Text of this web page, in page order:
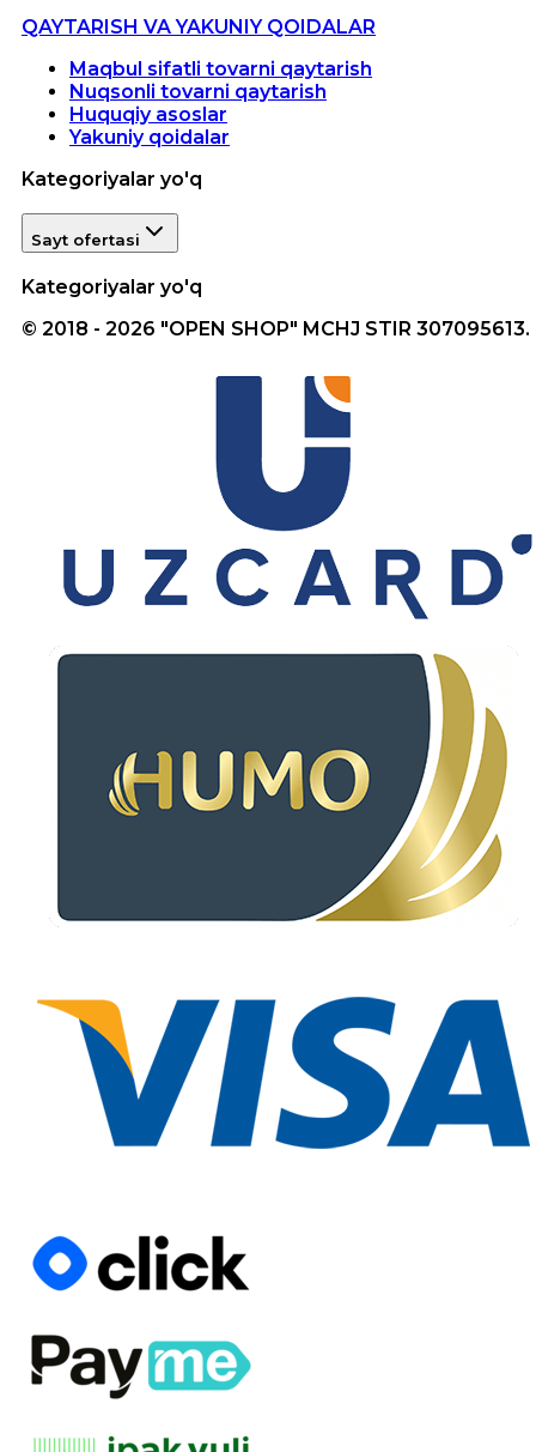
QAYTARISH VA YAKUNIY QOIDALAR
Maqbul sifatli tovarni qaytarish
Nuqsonli tovarni qaytarish
Huquqiy asoslar
Yakuniy qoidalar
Kategoriyalar yo'q
Sayt ofertasi
Kategoriyalar yo'q
© 2018 - 2026 "OPEN SHOP" MCHJ STIR 307095613.